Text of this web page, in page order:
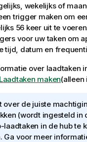
wekelijks of
trigger maken om
56 keer uit te
voor uw taken om
tijd, datum en
over laadtaken
Laadtaken maken(alleen
over de juiste
(wordt ingesteld in
laadtaken in de hub te
Ga voor meer